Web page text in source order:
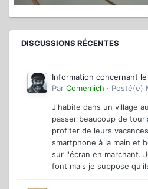
DISCUSSIONS RÉCENTES
Information concernant
Par Comemich · Posté(e)
J'habite dans un village
passer beaucoup de
profiter de leurs
smartphone à la main et
sur l'écran en marchant.
font mais je suppose